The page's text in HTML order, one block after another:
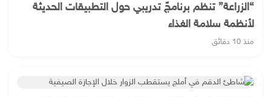
“الزراعة” تنظم برنامجً تدريبي حول التطبيقات الحديثة
لأنظمة سلامة الغذاء
منذ 10 دقائق